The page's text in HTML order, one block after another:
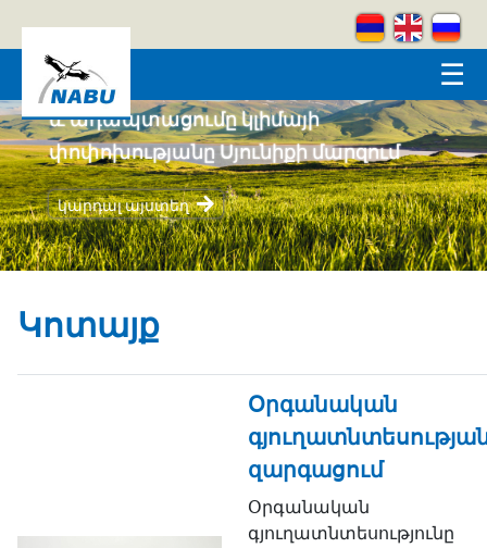
☰
Համայնքահեն բնապահպանությունը
և ադապտացումը կլիմայի
փոփոխությանը Սյունիքի մարզում
կարդալ այստեղ
Կոտայք
Օրգանական
զարգացում
Օրգանական
գյուղատնտեսությունը